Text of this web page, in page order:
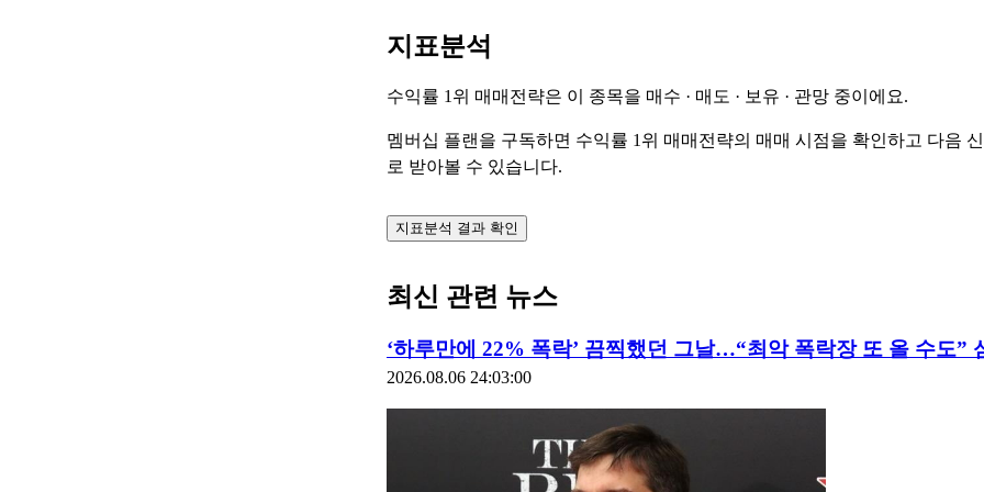
지표분석
수익률 1위 매매전략은 이 종목을 매수 · 매도 · 보유 · 관망 중이에요.
멤버십 플랜을 구독하면 수익률 1위 매매전략의 매매 시점을 확인하고 다음
로 받아볼 수 있습니다.
지표분석 결과 확인
최신 관련 뉴스
‘하루만에 22% 폭락’ 끔찍했던 그날…“최악 폭락장 또 올 수도”
2026.08.06 24:03:00